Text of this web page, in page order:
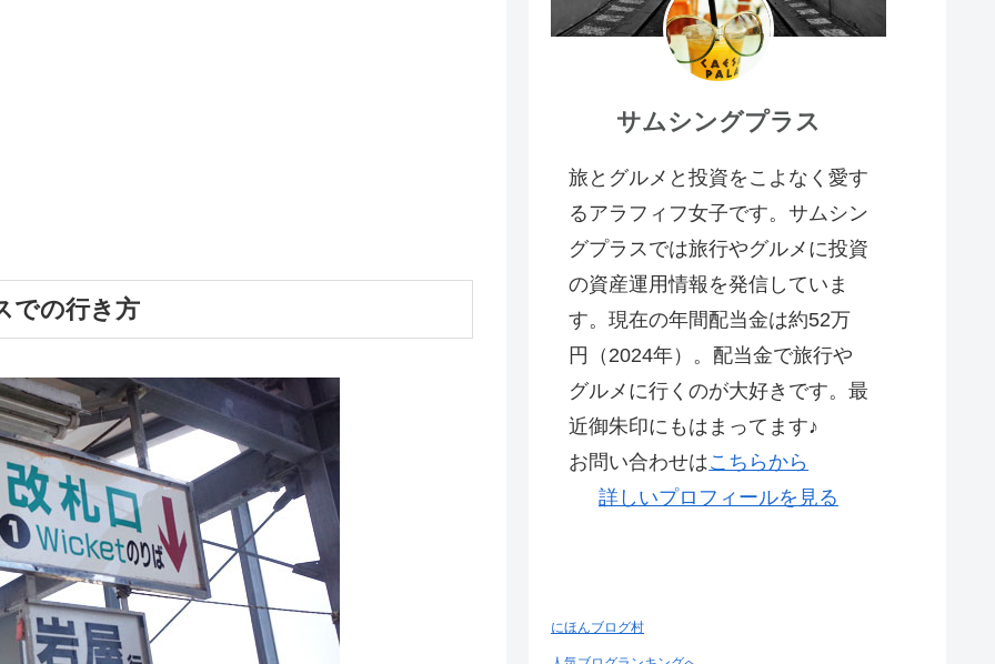
での行き方
サムシングプラス
旅とグルメと投資をこよなく愛す
るアラフィフ女子です。サムシン
グプラスでは旅行やグルメに投資
の資産運用情報を発信していま
す。現在の年間配当金は約52万
円（2024年）。配当金で旅行や
グルメに行くのが大好きです。最
近御朱印にもはまってます♪
お問い合わせはこちらから
詳しいプロフィールを見る
にほんブログ村